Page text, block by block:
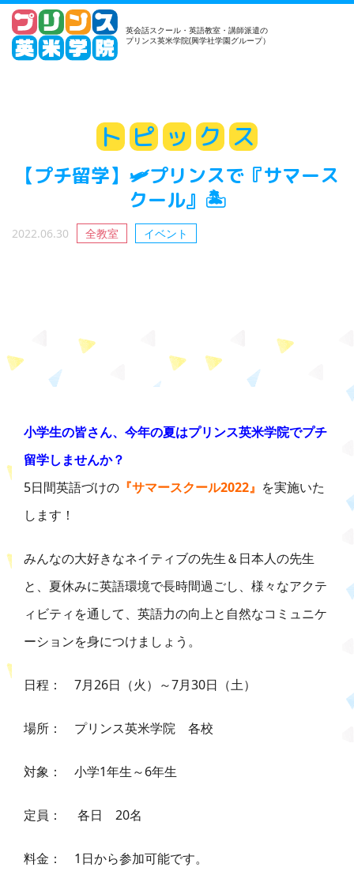
英会話スクール・英語教室・講師派遣の
プリンス英米学院(興学社学園グループ）
ト ピ ッ ク ス
【プチ留学】🛩プリンスで『サマース
クール』🏝
2022.06.30 全教室 イベント
小学生の皆さん、今年の夏はプリンス英米学院でプチ
留学しませんか？
5日間英語づけの 『サマースクール2022』 を実施いた
します！
みんなの大好きなネイティブの先生＆日本人の先生
と、夏休みに英語環境で長時間過ごし、様々なアクテ
ィビティを通して、英語力の向上と自然なコミュニケ
ーションを身につけましょう。
日程： 7月26日（火）～7月30日（土）
場所： プリンス英米学院 各校
対象： 小学1年生～6年生
定員： 各日 20名
料金： 1日から参加可能です。